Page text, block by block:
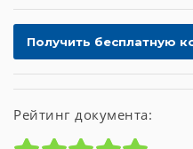
Рейтинг документа: